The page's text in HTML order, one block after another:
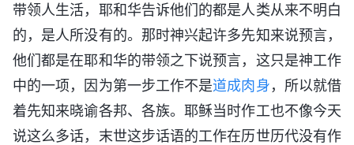
带领人生活，耶和华告诉他们的都是人类从来不明白
的，是人所没有的。那时神兴起许多先知来说预言，
他们都是在耶和华的带领之下说预言，这只是神工作
中的一项，因为第一步工作不是道成肉身，所以就借
着先知来晓谕各邦、各族。耶稣当时作工也不像今天
说这么多话，末世这步话语的工作在历世历代没有作